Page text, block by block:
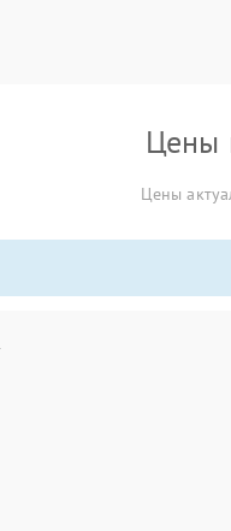
Цены
Цены